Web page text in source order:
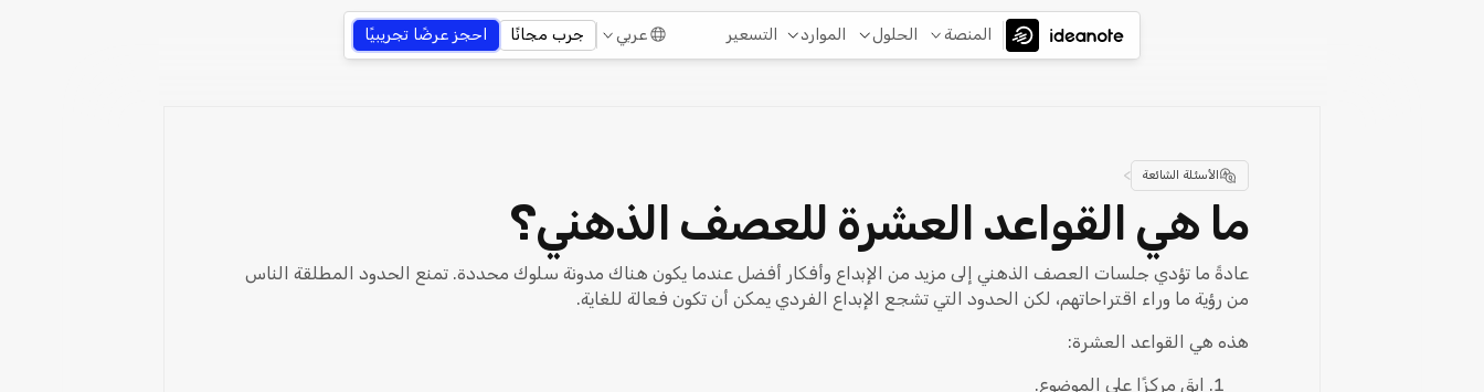
المنصة الحلول الموارد التسعير عربي جرب مجانًا احجز عرضًا تجريبيًا
الأسئلة الشائعة >
ما هي القواعد العشرة للعصف الذهني؟
عادةً ما تؤدي جلسات العصف الذهني إلى مزيد من الإبداع وأفكار أفضل عندما يكون هناك مدونة سلوك محددة. تمنع الحدود المطلقة الناس
من رؤية ما وراء اقتراحاتهم، لكن الحدود التي تشجع الإبداع الفردي يمكن أن تكون فعالة للغاية.
هذه هي القواعد العشرة:
ابقَ مركزًا على الموضوع.